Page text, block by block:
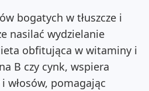
bogatych w tłuszcze i
nasilać wydzielanie
obfitująca w witaminy i
B czy cynk, wspiera
włosów, pomagając